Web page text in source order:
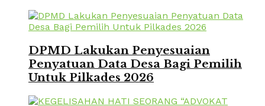
DPMD Lakukan Penyesuaian
Penyatuan Data Desa Bagi Pemilih
Untuk Pilkades 2026